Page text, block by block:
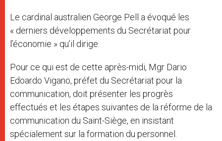
Le cardinal australien George Pell a évoqué les
« derniers développements du Secrétariat pour
l’économie » qu’il dirige.
Pour ce qui est de cette après-midi, Mgr Dario
Edoardo Vigano, préfet du Secrétariat pour la
communication, doit présenter les progrès
effectués et les étapes suivantes de la réforme de la
communication du Saint-Siège, en insistant
spécialement sur la formation du personnel.